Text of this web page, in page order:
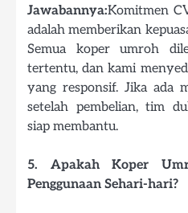
Jawabannya:Komitmen
adalah memberikan
Semua koper umroh
tertentu, dan kami
yang responsif. Jika ada
setelah pembelian, tim
siap membantu.
5. Apakah Koper
Penggunaan Sehari-hari?